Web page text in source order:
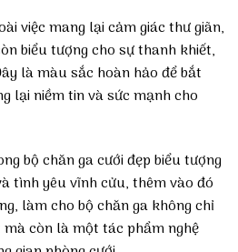
việc mang lại cảm giác thư giãn,
biểu tượng cho sự thanh khiết,
là màu sắc hoàn hảo để bắt
lại niềm tin và sức mạnh cho
bộ chăn ga cưới đẹp biểu tượng
tình yêu vĩnh cửu, thêm vào đó
làm cho bộ chăn ga không chỉ
còn là một tác phẩm nghệ